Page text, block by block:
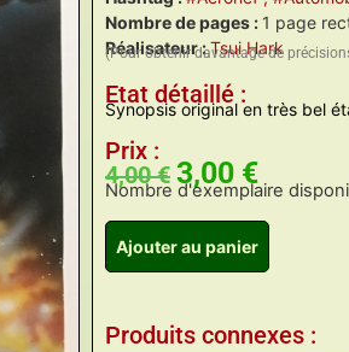
Nombre de pages : 1 page
Réalisateur :Tsui Hark
(Pour obtenir davantage de
Etat détaillé :
Synopsis original en très bel
Prix :
4,00€ 3,00 €
Nombre d'exemplaire
Ajouter au panier
Produits connexes :